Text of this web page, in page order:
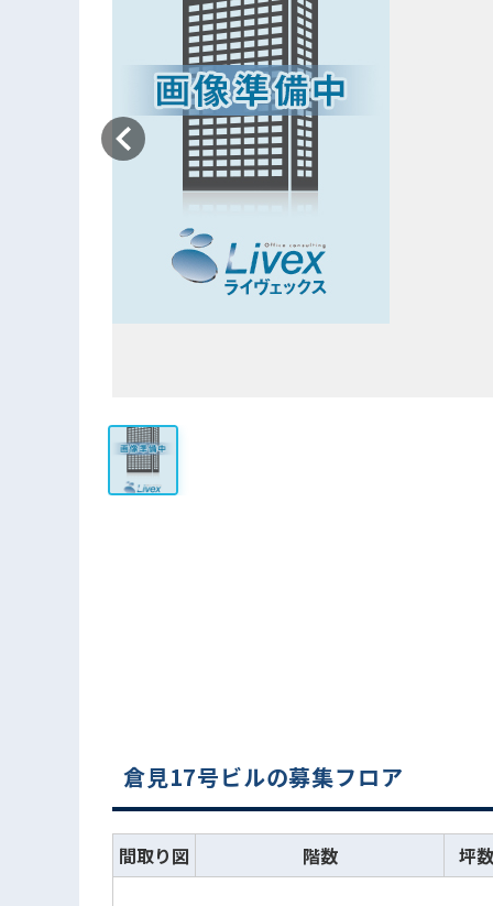
倉見17号ビルの募集フロア
間取り図 階数 坪数